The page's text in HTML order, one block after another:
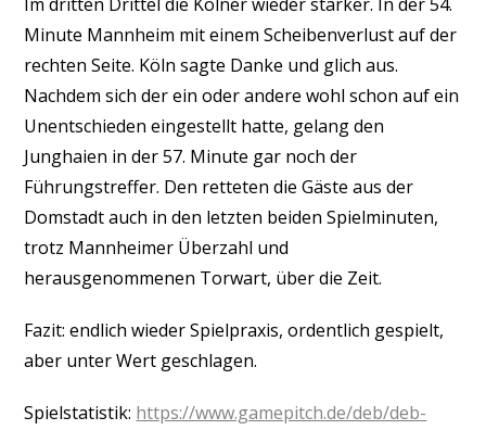
Minute Mannheim mit einem Scheibenverlust auf der
rechten Seite. Köln sagte Danke und glich aus.
Nachdem sich der ein oder andere wohl schon auf ein
Unentschieden eingestellt hatte, gelang den
Junghaien in der 57. Minute gar noch der
Führungstreffer. Den retteten die Gäste aus der
Domstadt auch in den letzten beiden Spielminuten,
trotz Mannheimer Überzahl und
herausgenommenen Torwart, über die Zeit.
Fazit: endlich wieder Spielpraxis, ordentlich gespielt,
aber unter Wert geschlagen.
Spielstatistik: https://www.gamepitch.de/deb/deb-